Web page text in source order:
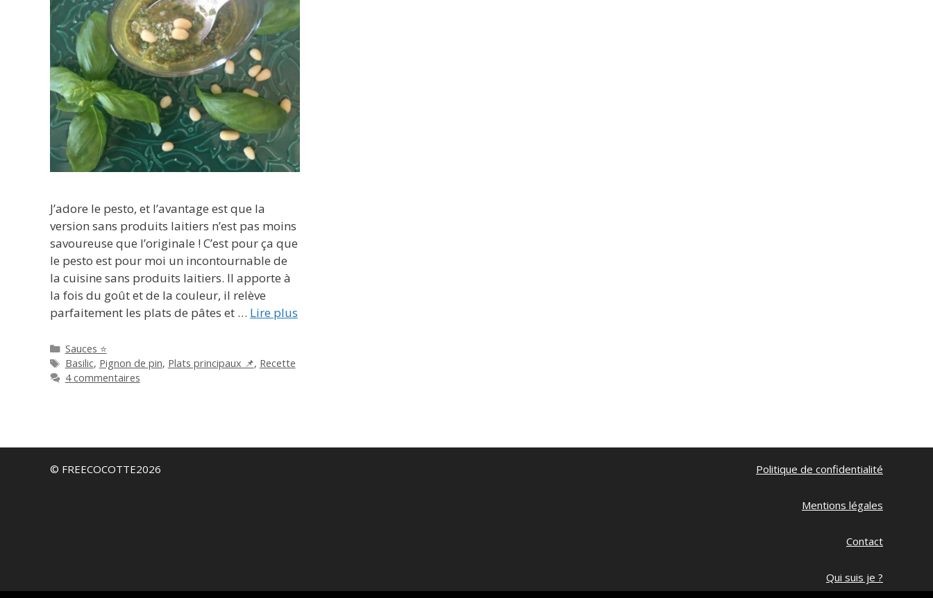
J’adore le pesto, et l’avantage est que la
version sans produits laitiers n’est pas moins
savoureuse que l’originale ! C’est pour ça que
le pesto est pour moi un incontournable de
la cuisine sans produits laitiers. Il apporte à
la fois du goût et de la couleur, il relève
parfaitement les plats de pâtes et … Lire plus
Catégories
Sauces ⭐
Étiquettes
Basilic, Pignon de pin, Plats principaux 📌, Recette
4 commentaires
Politique de confidentialité
Mentions légales
Contact
Qui suis je ?
© FREECOCOTTE2026